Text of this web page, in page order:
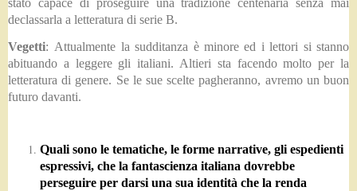
declassarla a letteratura di serie B.
Vegetti: Attualmente la sudditanza è minore ed i lettori si stanno
abituando a leggere gli italiani. Altieri sta facendo molto per la
letteratura di genere. Se le sue scelte pagheranno, avremo un buon
futuro davanti.
Quali sono le tematiche, le forme narrative, gli espedienti
espressivi, che la fantascienza italiana dovrebbe
perseguire per darsi una sua identità che la renda